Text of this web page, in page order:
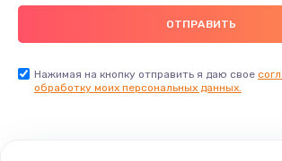
Замена сканера
Заказать
Нажимая на кнопку отправить я даю свое
обработку моих персональных данных.